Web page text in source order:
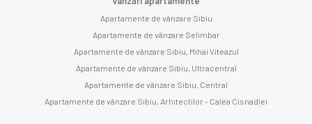
Apartamente de vânzare Sibiu
Apartamente de vânzare Selimbar
Apartamente de vânzare Sibiu, Mihai Viteazul
Apartamente de vânzare Sibiu, Ultracentral
Apartamente de vânzare Sibiu, Central
Apartamente de vânzare Sibiu, Arhitectilor - Calea Cisnadiei